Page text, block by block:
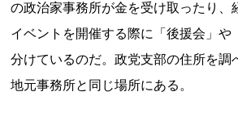
の政治家事務所が金を受け取ったり、
イベントを開催する際に「後援会」や
分けているのだ。政党支部の住所を調
地元事務所と同じ場所にある。